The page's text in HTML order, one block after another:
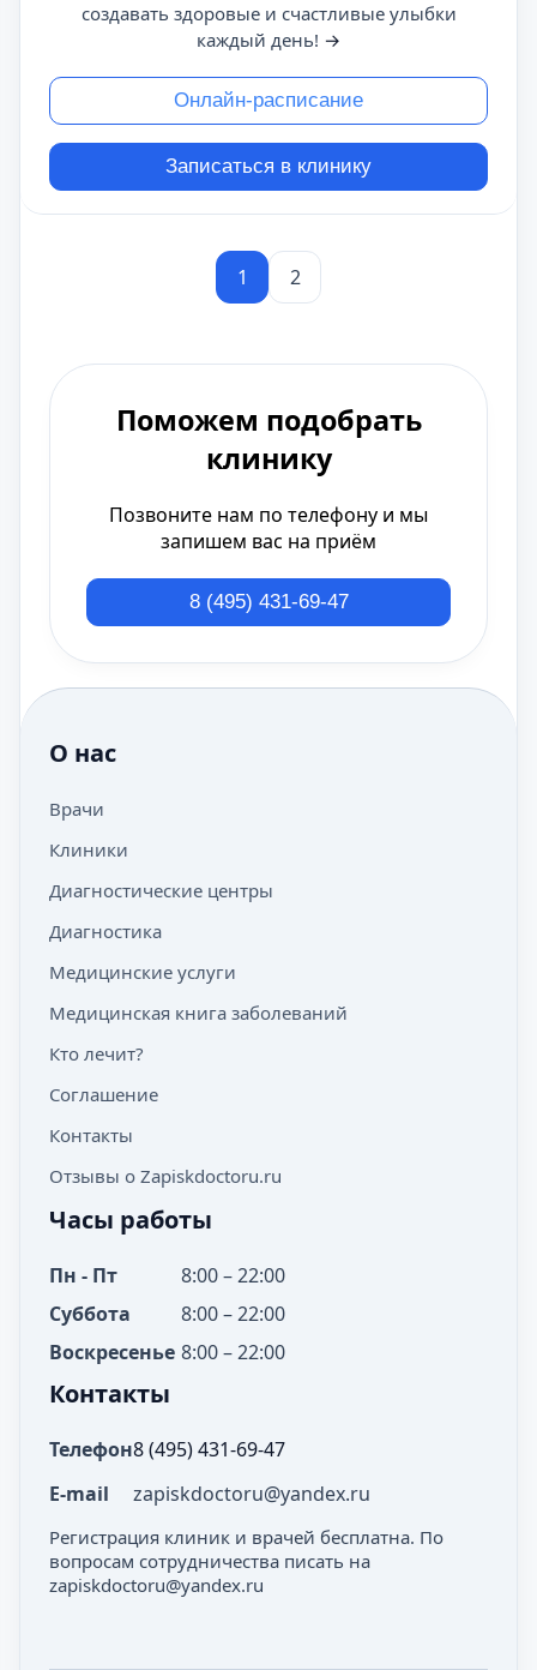
создавать здоровые и счастливые улыбки
каждый день! →
Онлайн-расписание
Записаться в клинику
1 2
Поможем подобрать
клинику
Позвоните нам по телефону и мы
запишем вас на приём
8 (495) 431-69-47
О нас
Врачи
Клиники
Диагностические центры
Диагностика
Медицинские услуги
Медицинская книга заболеваний
Кто лечит?
Соглашение
Контакты
Отзывы о Zapiskdoctoru.ru
Часы работы
Пн - Пт
8:00 – 22:00
Суббота
8:00 – 22:00
Воскресенье 8:00 – 22:00
Контакты
Телефон8 (495) 431-69-47
E-mail
zapiskdoctoru@yandex.ru
Регистрация клиник и врачей бесплатна. По
вопросам сотрудничества писать на
zapiskdoctoru@yandex.ru